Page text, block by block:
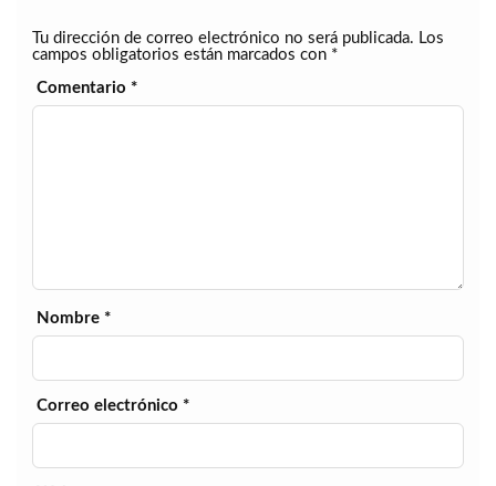
Tu dirección de correo electrónico no será publicada. Los
campos obligatorios están marcados con *
Comentario *
Nombre *
Correo electrónico *